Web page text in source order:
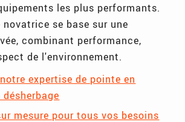
les plus performants.
se base sur une
combinant performance,
de l'environnement.
expertise de pointe en
mesure pour tous vos besoins